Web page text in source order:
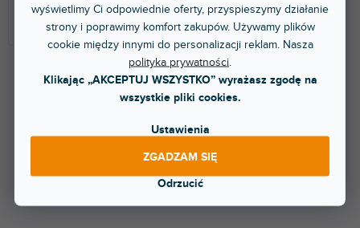
wyświetlimy Ci odpowiednie oferty, przyspieszymy działanie
strony i poprawimy komfort zakupów. Używamy plików
cookie między innymi do personalizacji reklam. Nasza
polityka prywatności.
Klikając „AKCEPTUJ WSZYSTKO” wyrażasz zgodę na
wszystkie pliki cookies.
Ustawienia
Odrzucić
ZGADZAM SIĘ
RCA/XLR
Produkty dopiero przygotowujemy.